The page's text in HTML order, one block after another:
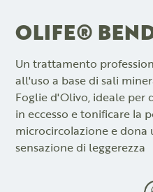
OLIFE®
Un trattamento
all'uso a base di sali
Foglie d'Olivo, ideale per
in eccesso e tonificare la
microcircolazione e dona
sensazione di leggerezza